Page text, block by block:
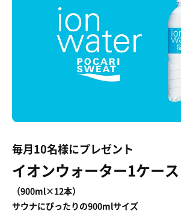
毎月10名様にプレゼント
イオンウォーター1ケース
（900ml×12本）
サウナにぴったりの900mlサイズ